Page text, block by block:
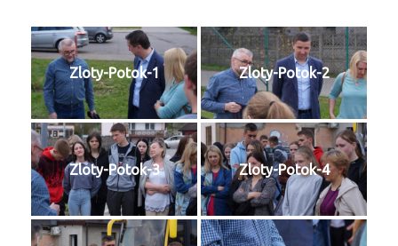
Zloty-Potok-1 Zloty-Potok-2
Zloty-Potok-3 Zloty-Potok-4